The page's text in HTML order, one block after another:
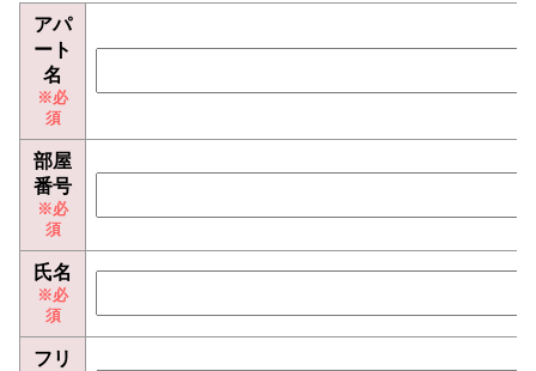
アパ
ート
名
部屋
番号
氏名
フリ